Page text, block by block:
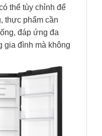
thể tùy chỉnh để
thực phẩm cần
đáp ứng đa
gia đình mà không